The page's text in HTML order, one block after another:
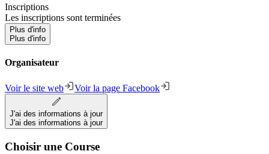
Inscriptions
Les inscriptions sont terminées
Plus d'info
Plus d'info
Organisateur
Voir le site web Voir la page Facebook
J'ai des informations à jour
J'ai des informations à jour
Choisir une Course